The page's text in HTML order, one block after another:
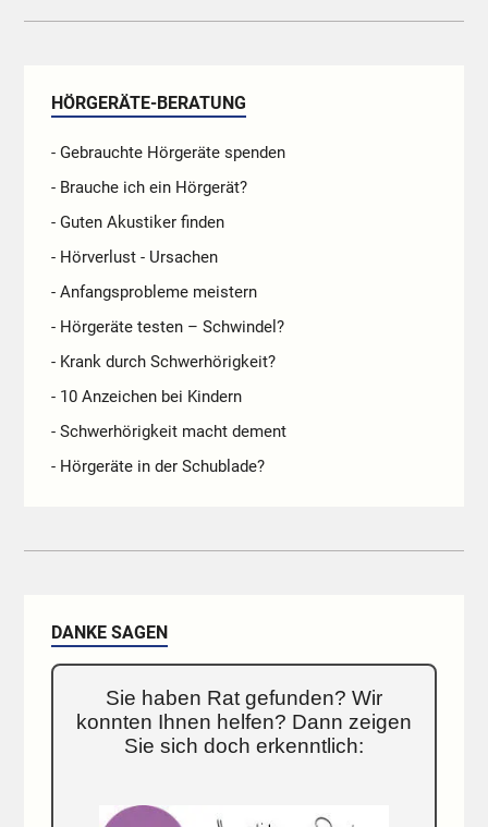
HÖRGERÄTE-BERATUNG
- Gebrauchte Hörgeräte spenden
- Brauche ich ein Hörgerät?
- Guten Akustiker finden
- Hörverlust - Ursachen
- Anfangsprobleme meistern
- Hörgeräte testen – Schwindel?
- Krank durch Schwerhörigkeit?
- 10 Anzeichen bei Kindern
- Schwerhörigkeit macht dement
- Hörgeräte in der Schublade?
DANKE SAGEN
Sie haben Rat gefunden? Wir
konnten Ihnen helfen? Dann zeigen
Sie sich doch erkenntlich: